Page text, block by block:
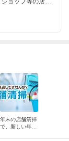
っております。
年末の店舗清掃
で、新しい年を